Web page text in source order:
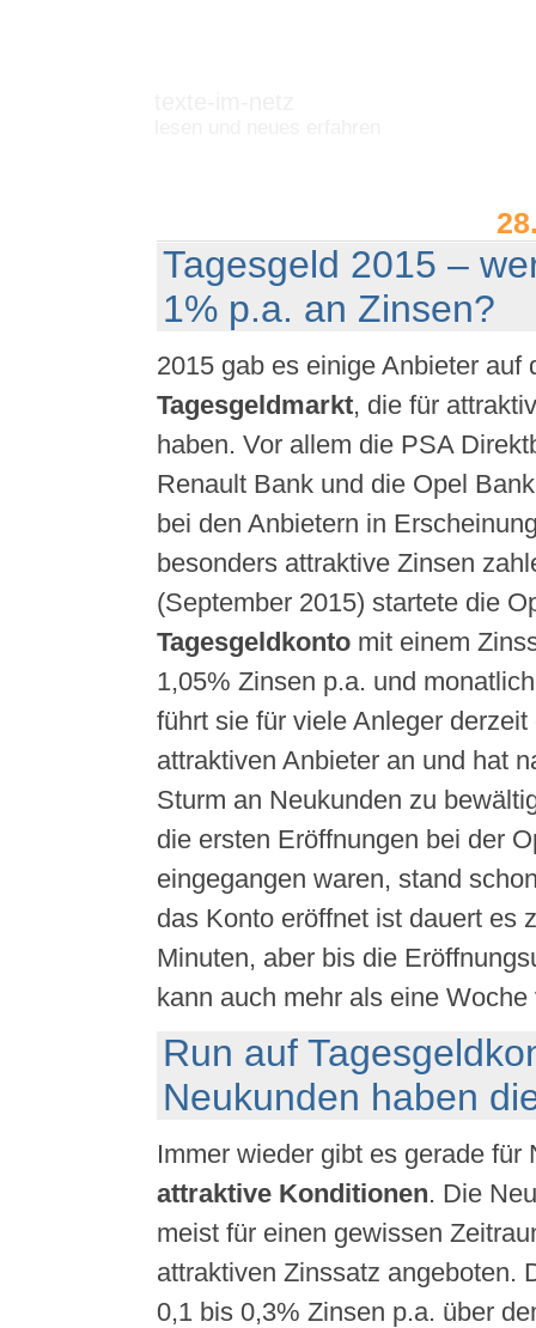
Tagesgeld 2015 –
1% p.a. an Zinsen?
2015 gab es einige Anbieter auf
Tagesgeldmarkt, die für
haben. Vor allem die PSA
Renault Bank und die Opel
bei den Anbietern in
besonders attraktive Zinsen
(September 2015) startete die
Tagesgeldkonto mit einem
1,05% Zinsen p.a. und
führt sie für viele Anleger
attraktiven Anbieter an und hat
Sturm an Neukunden zu
die ersten Eröffnungen bei der
eingegangen waren, stand
das Konto eröffnet ist dauert es
Minuten, aber bis die
kann auch mehr als eine Woche
Run auf
Neukunden haben
Immer wieder gibt es gerade für
attraktive Konditionen. Die
meist für einen gewissen
attraktiven Zinssatz angeboten.
0,1 bis 0,3% Zinsen p.a. über